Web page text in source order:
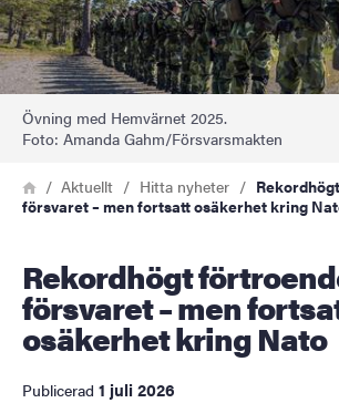
Övning med Hemvärnet 2025.
Foto: Amanda Gahm/Försvarsmakten
Länkstig
HemAktuellt Hitta nyheter
försvaret – men fortsatt osäkerhet kring
Rekordhögt förtroende för
försvaret – men
osäkerhet kring Nato
Publicerad 1 juli 2026